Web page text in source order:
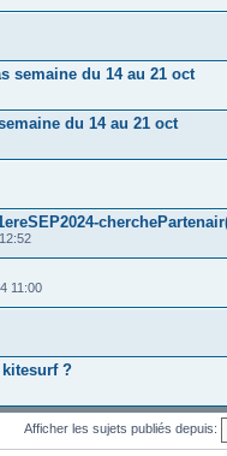
semaine du 14 au 21 oct
du 14 au 21 oct
11:00
?
Afficher les sujets publiés depuis: